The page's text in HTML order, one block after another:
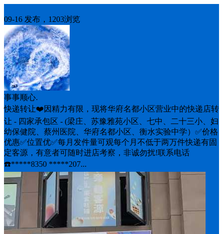
09-16 发布，1203浏览
事事顺心.
快递转让❤️因精力有限，现将华府名都小区营业中的快递店转
让 - 四家承包区 - (梁庄、苏豫雅苑小区、七中、二十三小、妇
幼保健院、蔡州医院、华府名都小区、衡水实验中学）✅价格
优惠✅位置优✅每月发件量可观每个月不低于两万件快递有固
定客源，有意者可随时进店考察，非诚勿扰!联系电话
☎️*****8350 *****207...